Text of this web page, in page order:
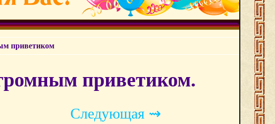
приветиком
приветиком.
Следующая ⇝